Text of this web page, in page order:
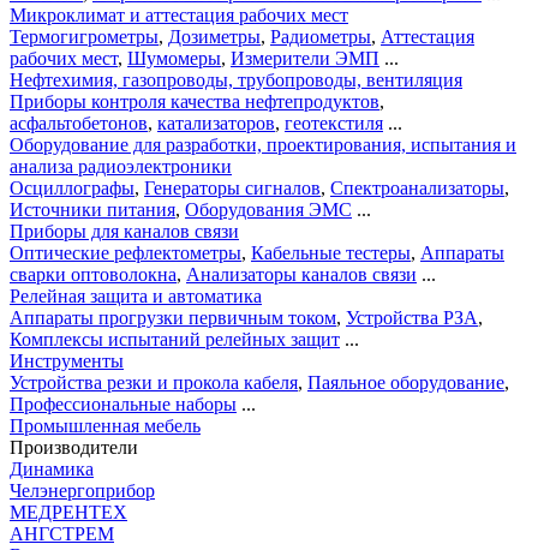
Микроклимат и аттестация рабочих мест
Термогигрометры, Дозиметры, Радиометры, Аттестация
рабочих мест, Шумомеры, Измерители ЭМП ...
Нефтехимия, газопроводы, трубопроводы, вентиляция
Приборы контроля качества нефтепродуктов,
асфальтобетонов, катализаторов, геотекстиля ...
Оборудование для разработки, проектирования, испытания и
анализа радиоэлектроники
Осциллографы, Генераторы сигналов, Спектроанализаторы,
Источники питания, Оборудования ЭМС ...
Приборы для каналов связи
Оптические рефлектометры, Кабельные тестеры, Аппараты
сварки оптоволокна, Анализаторы каналов связи ...
Релейная защита и автоматика
Аппараты прогрузки первичным током, Устройства РЗА,
Комплексы испытаний релейных защит ...
Инструменты
Устройства резки и прокола кабеля, Паяльное оборудование,
Профессиональные наборы ...
Промышленная мебель
Производители
Динамика
Челэнергоприбор
МЕДРЕНТЕХ
АНГСТРЕМ